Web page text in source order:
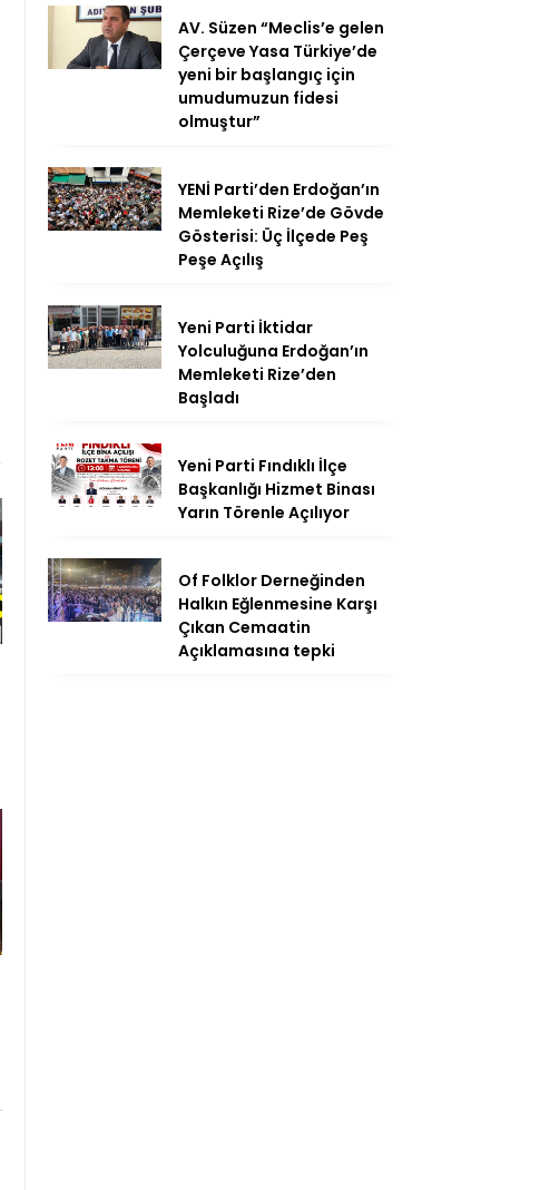
AV. Süzen “Meclis’e gelen
Çerçeve Yasa Türkiye’de
yeni bir başlangıç için
umudumuzun fidesi
olmuştur”
YENİ Parti’den Erdoğan’ın
Memleketi Rize’de Gövde
Gösterisi: Üç İlçede Peş
Peşe Açılış
Yeni Parti İktidar
Yolculuğuna Erdoğan’ın
Memleketi Rize’den
Başladı
Yeni Parti Fındıklı İlçe
Başkanlığı Hizmet Binası
Yarın Törenle Açılıyor
Of Folklor Derneğinden
Halkın Eğlenmesine Karşı
Çıkan Cemaatin
Açıklamasına tepki